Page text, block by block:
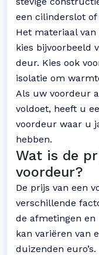
een cilinderslot
Het materiaal
kies bijvoorbeeld
deur. Kies ook
isolatie om
Als uw voordeur
voldoet, heeft u
voordeur waar u
hebben.
Wat is de
voordeur?
De prijs van een
verschillende
de afmetingen
kan variëren van
duizenden euro’s.